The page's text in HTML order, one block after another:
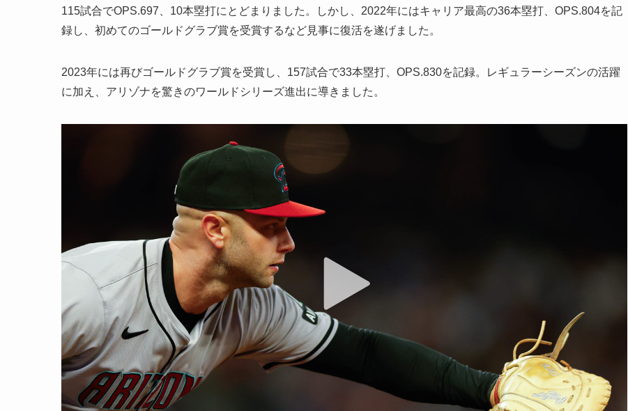
115試合でOPS.697、10本塁打にとどまりました。しかし、2022年にはキャリア最高の36本塁打、OPS.804を記
録し、初めてのゴールドグラブ賞を受賞するなど見事に復活を遂げました。
2023年には再びゴールドグラブ賞を受賞し、157試合で33本塁打、OPS.830を記録。レギュラーシーズンの活躍
に加え、アリゾナを驚きのワールドシリーズ進出に導きました。